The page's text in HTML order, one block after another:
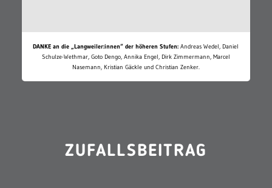
DANKE an die „Langweiler:innen“ der höheren Stufen: Andreas Wedel, Daniel
Schulze-Wethmar, Goto Dengo, Annika Engel, Dirk Zimmermann, Marcel
Nasemann, Kristian Gäckle und Christian Zenker.
ZUFALLSBEITRAG